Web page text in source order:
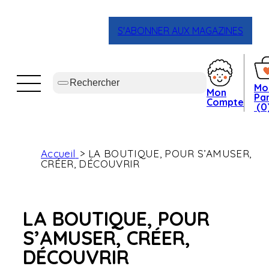
S'ABONNER AUX MAGAZINES
Mon
Compte
Accueil
LA BOUTIQUE, POUR S’AMUSER,
CRÉER, DÉCOUVRIR
LA BOUTIQUE, POUR
S’AMUSER, CRÉER,
DÉCOUVRIR